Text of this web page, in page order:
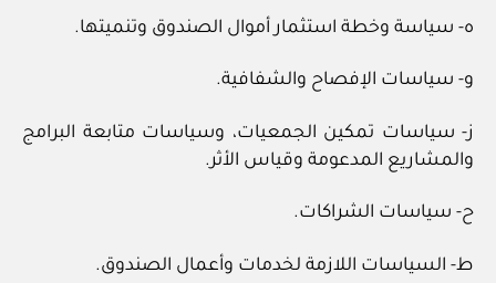
ه- سياسة وخطة استثمار أموال الصندوق وتنميتها.
و- سياسات الإفصاح والشفافية.
ز- سياسات تمكين الجمعيات، وسياسات متابعة البرامج
والمشاريع المدعومة وقياس الأثر.
ح- سياسات الشراكات.
ط- السياسات اللازمة لخدمات وأعمال الصندوق.